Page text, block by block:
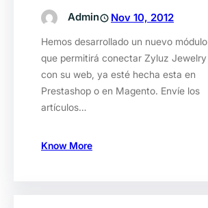
Admin Nov 10, 2012
Hemos desarrollado un nuevo módulo
que permitirá conectar Zyluz Jewelry
con su web, ya esté hecha esta en
Prestashop o en Magento. Envíe los
artículos…
Know More